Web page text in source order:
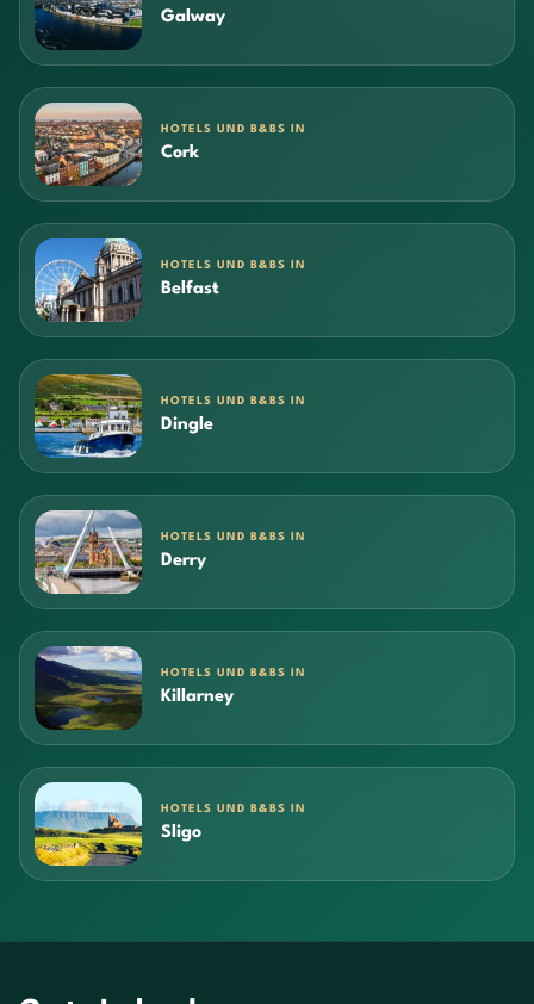
Galway
HOTELS UND B&BS IN
Cork
HOTELS UND B&BS IN
Belfast
HOTELS UND B&BS IN
Dingle
HOTELS UND B&BS IN
Derry
HOTELS UND B&BS IN
Killarney
HOTELS UND B&BS IN
Sligo